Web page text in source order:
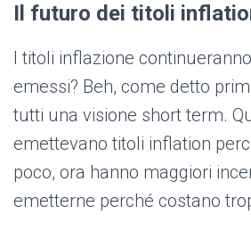
Il futuro dei titoli
I titoli inflazione
emessi? Beh, come detto
tutti una visione short term.
emettevano titoli inflation
poco, ora hanno maggiori
emetterne perché costano